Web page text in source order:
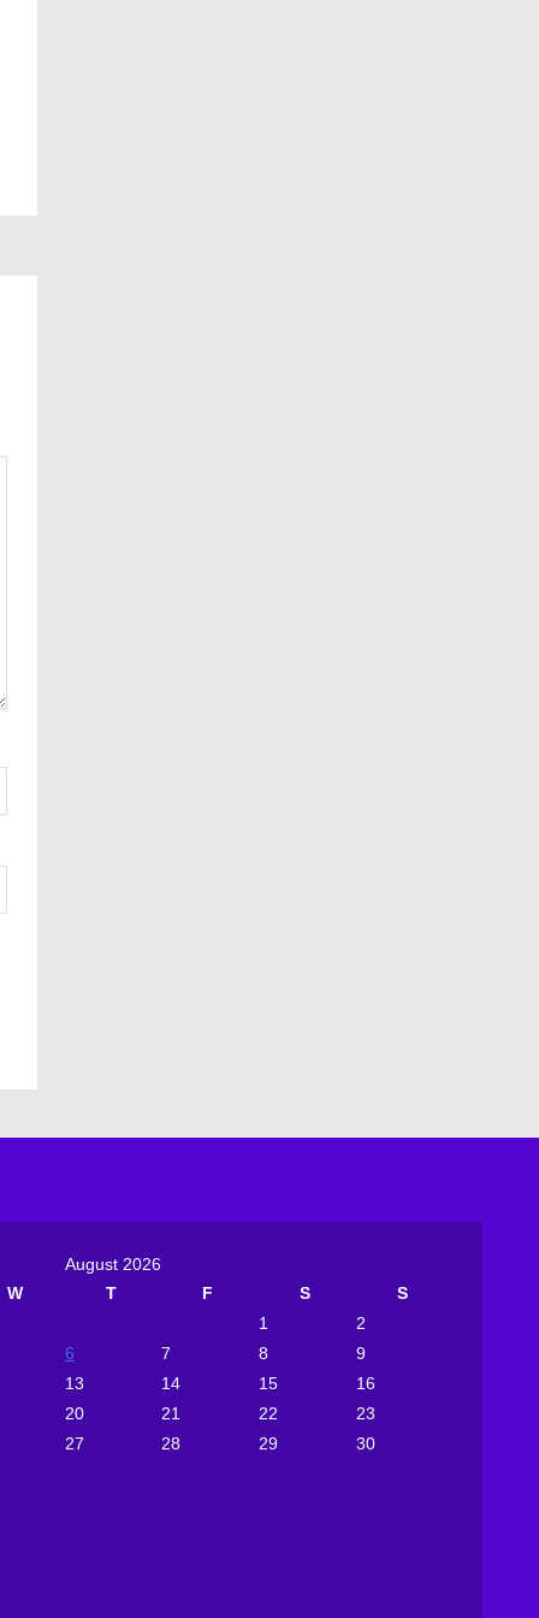
August 2026
W
T F S
S
1
2
6
7 8
9
13
14 15
16
20
21 22
23
27
28 29 30